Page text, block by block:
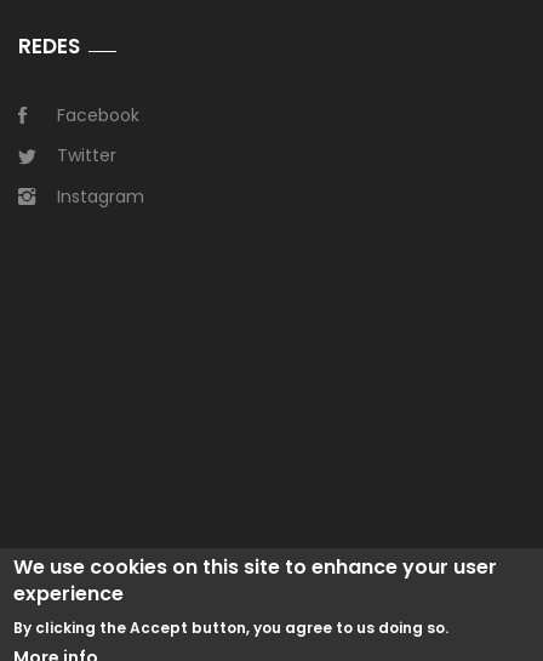
REDES
Facebook
Twitter
Instagram
We use cookies on this site to enhance your user
experience
By clicking the Accept button, you agree to us doing so.